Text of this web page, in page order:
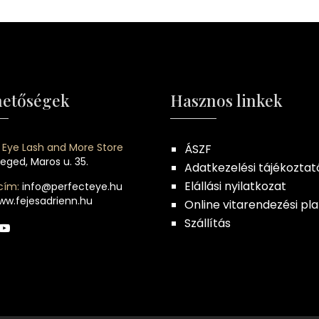
Lash and More Store
Maros u. 35.
info@perfecteye.hu
Hasznos linkek
ÁSZF
Adatkezelési
Elállási nyilatkozat
Online vitarendezési
Szállítás